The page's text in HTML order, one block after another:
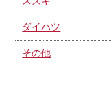
ダイハツ
その他